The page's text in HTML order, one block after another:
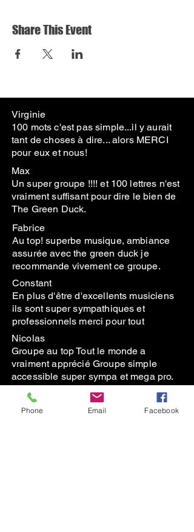
Share This Event
Virginie
100 mots c'est pas simple...il y aurait
tant de choses à dire... alors MERCI
pour eux et nous!
Max
Un super groupe !!!! et 100 lettres n'est
vraiment suffisant pour dire le bien de
The Green Duck.
Fabrice
Au top! superbe musique, ambiance
assurée avec the green duck je
recommande vivement ce groupe.
Constant
En plus d'être d'excellents musiciens
ils sont super sympathiques et
professionnels merci pour tout
Nicolas
Groupe au top Tout le monde a
vraiment apprécié Groupe simple
accessible super sympa et mega pro.
Thomguy
Fantastic musicians, very adaptable to
Phone Email Facebook